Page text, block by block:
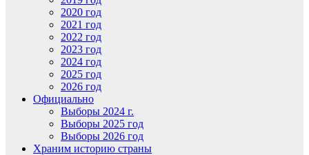
2020 год
2021 год
2022 год
2023 год
2024 год
2025 год
2026 год
Официально
Выборы 2024 г.
Выборы 2025 год
Выборы 2026 год
Храним историю страны